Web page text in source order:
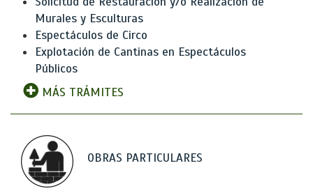
Murales y Esculturas
Espectáculos de Circo
Explotación de Cantinas en Espectáculos
Públicos
MÁS TRÁMITES
OBRAS PARTICULARES